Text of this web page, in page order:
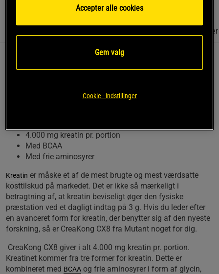
Næringsværdi og ingredienser
former for kreatin med BCAA og frie aminosyrer. En portion
4.000 mg kreatin pr. portion
Med BCAA
Med frie aminosyrer
Kreatin er måske et af de mest brugte og mest værdsatte
kosttilskud på markedet. Det er ikke så mærkeligt i
betragtning af, at kreatin beviseligt øger den fysiske
præstation ved et dagligt indtag på 3 g. Hvis du leder efter
en avanceret form for kreatin, der benytter sig af den nyeste
forskning, så er CreaKong CX8 fra Mutant noget for dig.
CreaKong CX8 giver i alt 4.000 mg kreatin pr. portion.
Kreatinet kommer fra tre former for kreatin. Dette er
kombineret med BCAA og frie aminosyrer i form af glycin,
Accepter alle cookies
Gem valg
Cookie - indstillinger